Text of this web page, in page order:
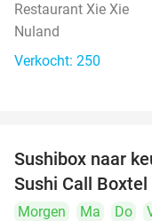
Restaurant Xie Xie
Nuland
Verkocht: 250
Sushibox naar
Sushi Call Boxtel
Morgen Ma Do